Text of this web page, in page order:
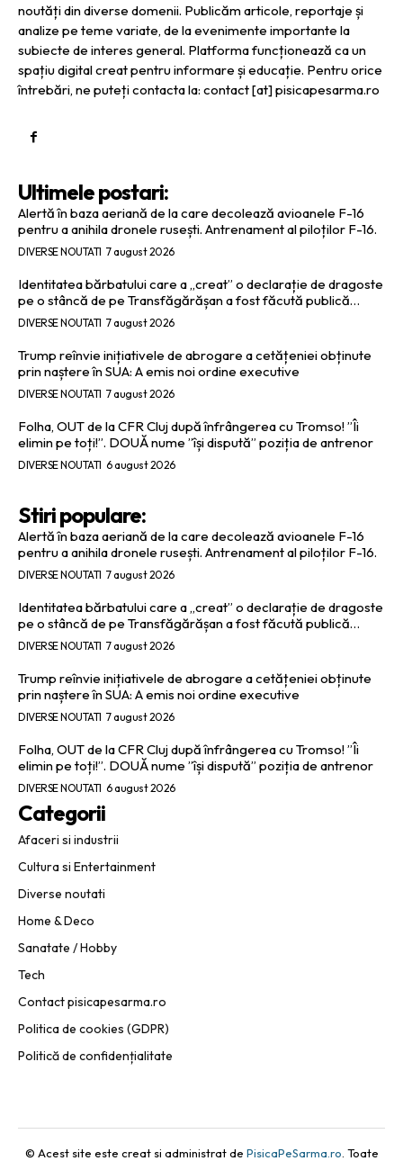
noutăți din diverse domenii. Publicăm articole, reportaje și
analize pe teme variate, de la evenimente importante la
subiecte de interes general. Platforma funcționează ca un
spațiu digital creat pentru informare și educație. Pentru orice
întrebări, ne puteți contacta la: contact [at] pisicapesarma.ro
Ultimele postari:
Alertă în baza aeriană de la care decolează avioanele F-16
pentru a anihila dronele rusești. Antrenament al piloților F-16.
DIVERSE NOUTATI 7 august 2026
Identitatea bărbatului care a „creat” o declarație de dragoste
pe o stâncă de pe Transfăgărășan a fost făcută publică…
DIVERSE NOUTATI 7 august 2026
Trump reînvie inițiativele de abrogare a cetățeniei obținute
prin naștere în SUA: A emis noi ordine executive
DIVERSE NOUTATI 7 august 2026
Folha, OUT de la CFR Cluj după înfrângerea cu Tromso! ”Îi
elimin pe toți!”. DOUĂ nume ”își dispută” poziția de antrenor
DIVERSE NOUTATI 6 august 2026
Stiri populare:
Alertă în baza aeriană de la care decolează avioanele F-16
pentru a anihila dronele rusești. Antrenament al piloților F-16.
DIVERSE NOUTATI 7 august 2026
Identitatea bărbatului care a „creat” o declarație de dragoste
pe o stâncă de pe Transfăgărășan a fost făcută publică…
DIVERSE NOUTATI 7 august 2026
Trump reînvie inițiativele de abrogare a cetățeniei obținute
prin naștere în SUA: A emis noi ordine executive
DIVERSE NOUTATI 7 august 2026
Folha, OUT de la CFR Cluj după înfrângerea cu Tromso! ”Îi
elimin pe toți!”. DOUĂ nume ”își dispută” poziția de antrenor
DIVERSE NOUTATI 6 august 2026
Categorii
Afaceri si industrii
Cultura si Entertainment
Diverse noutati
Home & Deco
Sanatate / Hobby
Tech
Contact pisicapesarma.ro
Politica de cookies (GDPR)
Politică de confidențialitate
© Acest site este creat si administrat de PisicaPeSarma.ro . Toate